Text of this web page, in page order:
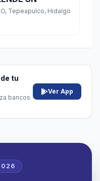
Tepeapulco, Hidalgo
tu
bancos
Ver App